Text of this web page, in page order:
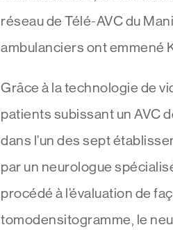
réseau de Télé-AVC du
ambulanciers ont emmené
Grâce à la technologie de
patients subissant un AVC
dans l’un des sept
par un neurologue
procédé à l’évaluation de
tomodensitogramme, le